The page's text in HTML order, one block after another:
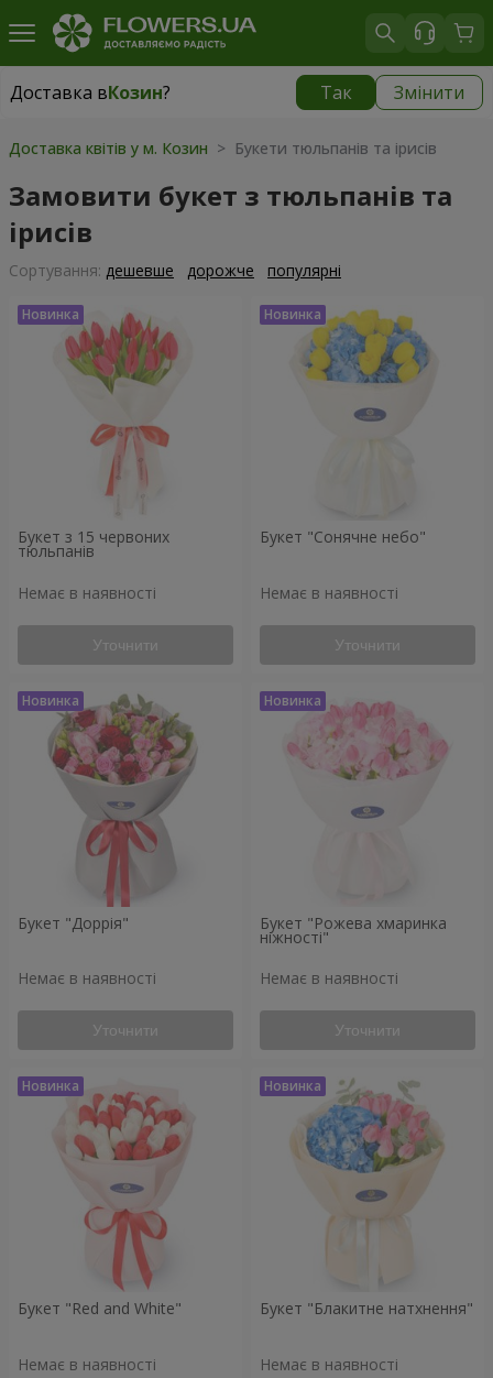
Доставка вКозин? Так Змінити
Доставка вКозин
Доставка квітів у м. Козин > Букети тюльпанів та ірисів
Замовити букет з тюльпанів та
ірисів
Сортування: дешевше дорожче популярні
Букет з 15 червоних
тюльпанів
Немає в наявності
Уточнити
Букет "Сонячне небо"
Немає в наявності
Уточнити
Букет "Доррія"
Немає в наявності
Уточнити
Букет "Рожева хмаринка
ніжності"
Немає в наявності
Уточнити
Букет "Red and White"
Немає в наявності
Букет "Блакитне натхнення"
Немає в наявності